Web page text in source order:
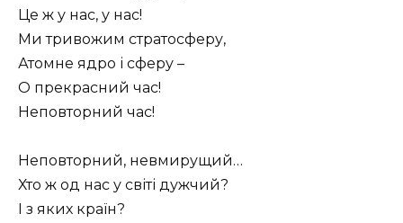
Це ж у нас, у нас!
Ми тривожим стратосферу,
Атомне ядро і сферу –
О прекрасний час!
Неповторний час!
Неповторний, невмирущий…
Хто ж од нас у світі дужчий?
І з яких країн?